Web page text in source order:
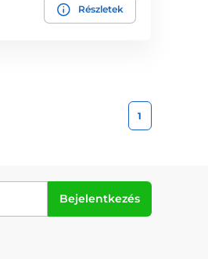
Részletek
1
Bejelentkezés